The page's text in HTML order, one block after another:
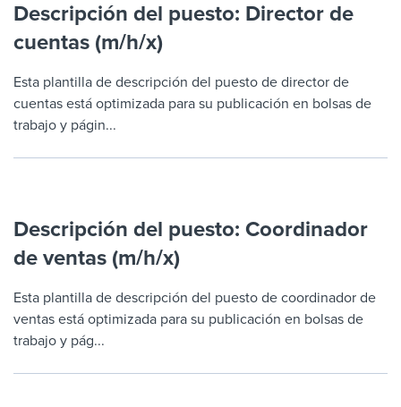
Finding and attracting people
Digitizing work processes
Free ebooks & reports
Workable Academy
Modern working life
Overall career resources
Descripción del puesto: Director de
cuentas (m/h/x)
Esta plantilla de descripción del puesto de director de
cuentas está optimizada para su publicación en bolsas de
trabajo y págin...
Descripción del puesto: Coordinador
de ventas (m/h/x)
Esta plantilla de descripción del puesto de coordinador de
ventas está optimizada para su publicación en bolsas de
trabajo y pág...